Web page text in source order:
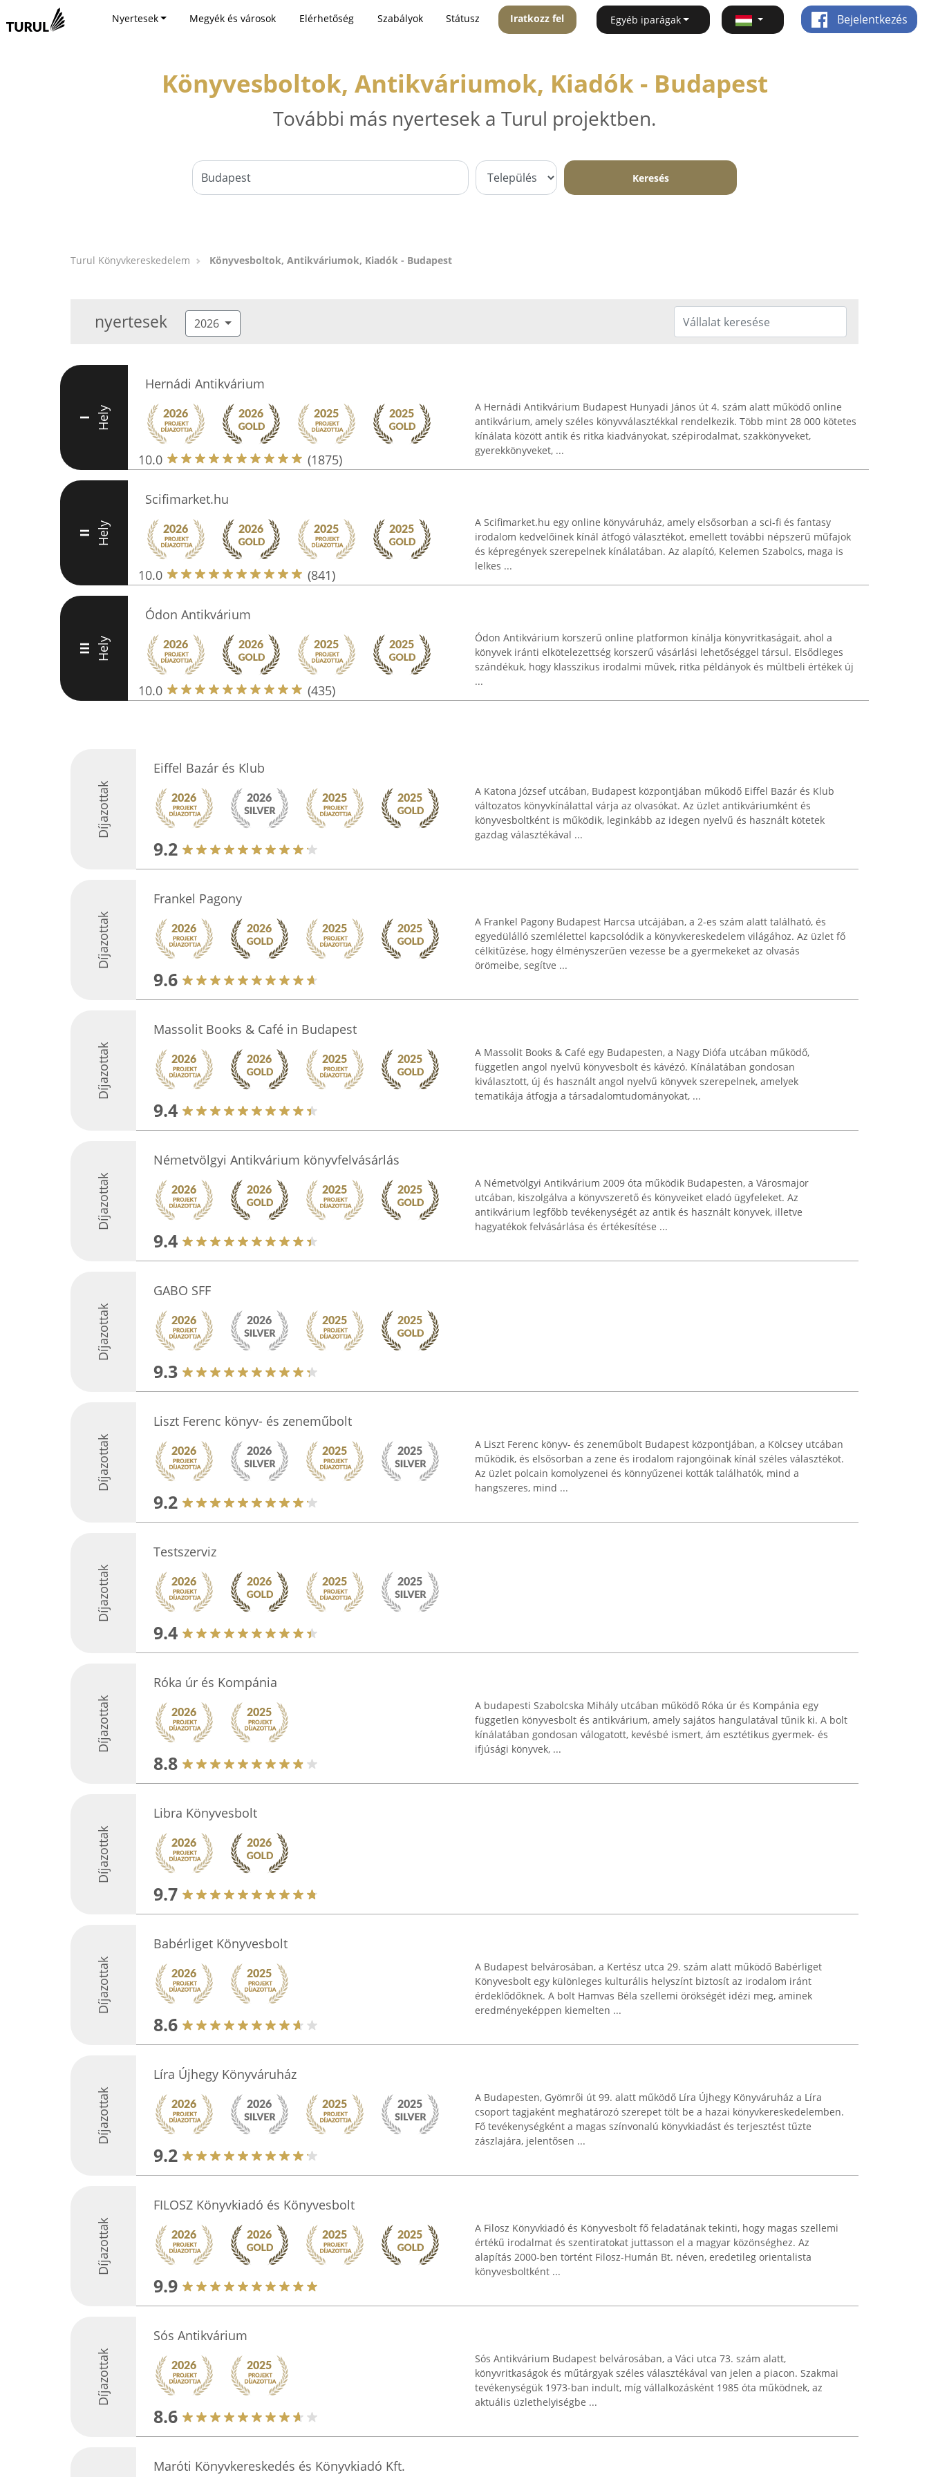
Nyertesek Megyék és városok Elérhetőség Szabályok Státusz Iratkozz fel Egyéb iparágak Bejelentkezés
Könyvesboltok, Antikváriumok, Kiadók - Budapest
További más nyertesek a Turul projektben.
Keresés
Turul Könyvkereskedelem Könyvesboltok, Antikváriumok, Kiadók - Budapest
nyertesek 2026
I Hely
Hernádi Antikvárium
10.0 (1875)
A Hernádi Antikvárium Budapest Hunyadi János út 4. szám alatt működő online
antikvárium, amely széles könyvválasztékkal rendelkezik. Több mint 28 000 kötetes
kínálata között antik és ritka kiadványokat, szépirodalmat, szakkönyveket,
gyerekkönyveket, ...
II Hely
Scifimarket.hu
10.0 (841)
A Scifimarket.hu egy online könyváruház, amely elsősorban a sci-fi és fantasy
irodalom kedvelőinek kínál átfogó választékot, emellett további népszerű műfajok
és képregények szerepelnek kínálatában. Az alapító, Kelemen Szabolcs, maga is
lelkes ...
III Hely
Ódon Antikvárium
10.0 (435)
Ódon Antikvárium korszerű online platformon kínálja könyvritkaságait, ahol a
könyvek iránti elkötelezettség korszerű vásárlási lehetőséggel társul. Elsődleges
szándékuk, hogy klasszikus irodalmi művek, ritka példányok és múltbeli értékek új
...
Díjazottak
Eiffel Bazár és Klub
9.2
A Katona József utcában, Budapest központjában működő Eiffel Bazár és Klub
változatos könyvkínálattal várja az olvasókat. Az üzlet antikváriumként és
könyvesboltként is működik, leginkább az idegen nyelvű és használt kötetek
gazdag választékával ...
Díjazottak
Frankel Pagony
9.6
A Frankel Pagony Budapest Harcsa utcájában, a 2-es szám alatt található, és
egyedülálló szemlélettel kapcsolódik a könyvkereskedelem világához. Az üzlet fő
célkitűzése, hogy élményszerűen vezesse be a gyermekeket az olvasás
örömeibe, segítve ...
Díjazottak
Massolit Books & Café in Budapest
9.4
A Massolit Books & Café egy Budapesten, a Nagy Diófa utcában működő,
független angol nyelvű könyvesbolt és kávézó. Kínálatában gondosan
kiválasztott, új és használt angol nyelvű könyvek szerepelnek, amelyek
tematikája átfogja a társadalomtudományokat, ...
Díjazottak
Németvölgyi Antikvárium könyvfelvásárlás
9.4
A Németvölgyi Antikvárium 2009 óta működik Budapesten, a Városmajor
utcában, kiszolgálva a könyvszerető és könyveiket eladó ügyfeleket. Az
antikvárium legfőbb tevékenységét az antik és használt könyvek, illetve
hagyatékok felvásárlása és értékesítése ...
Díjazottak
GABO SFF
9.3
Díjazottak
Liszt Ferenc könyv- és zeneműbolt
9.2
A Liszt Ferenc könyv- és zeneműbolt Budapest központjában, a Kölcsey utcában
működik, és elsősorban a zene és irodalom rajongóinak kínál széles választékot.
Az üzlet polcain komolyzenei és könnyűzenei kották találhatók, mind a
hangszeres, mind ...
Díjazottak
Testszerviz
9.4
Díjazottak
Róka úr és Kompánia
8.8
A budapesti Szabolcska Mihály utcában működő Róka úr és Kompánia egy
független könyvesbolt és antikvárium, amely sajátos hangulatával tűnik ki. A bolt
kínálatában gondosan válogatott, kevésbé ismert, ám esztétikus gyermek- és
ifjúsági könyvek, ...
Díjazottak
Libra Könyvesbolt
9.7
Díjazottak
Babérliget Könyvesbolt
8.6
A Budapest belvárosában, a Kertész utca 29. szám alatt működő Babérliget
Könyvesbolt egy különleges kulturális helyszínt biztosít az irodalom iránt
érdeklődőknek. A bolt Hamvas Béla szellemi örökségét idézi meg, aminek
eredményeképpen kiemelten ...
Díjazottak
Líra Újhegy Könyváruház
9.2
A Budapesten, Gyömrői út 99. alatt működő Líra Újhegy Könyváruház a Líra
csoport tagjaként meghatározó szerepet tölt be a hazai könyvkereskedelemben.
Fő tevékenységként a magas színvonalú könyvkiadást és terjesztést tűzte
zászlajára, jelentősen ...
Díjazottak
FILOSZ Könyvkiadó és Könyvesbolt
9.9
A Filosz Könyvkiadó és Könyvesbolt fő feladatának tekinti, hogy magas szellemi
értékű irodalmat és szentiratokat juttasson el a magyar közönséghez. Az
alapítás 2000-ben történt Filosz-Humán Bt. néven, eredetileg orientalista
könyvesboltként ...
Díjazottak
Sós Antikvárium
8.6
Sós Antikvárium Budapest belvárosában, a Váci utca 73. szám alatt,
könyvritkaságok és műtárgyak széles választékával van jelen a piacon. Szakmai
tevékenységük 1973-ban indult, míg vállalkozásként 1985 óta működnek, az
aktuális üzlethelyiségbe ...
Maróti Könyvkereskedés és Könyvkiadó Kft.